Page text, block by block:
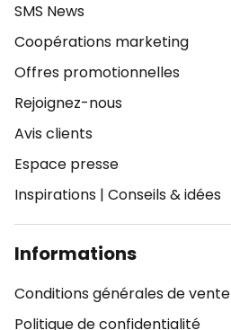
SMS News
Coopérations marketing
Offres promotionnelles
Rejoignez-nous
Avis clients
Espace presse
Inspirations | Conseils & idées
Informations
Conditions générales de vente
Politique de confidentialité